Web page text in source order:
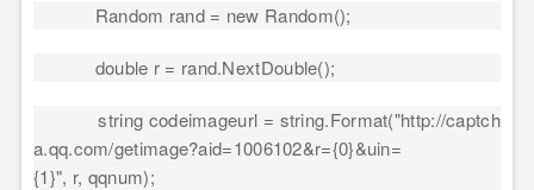
Random rand = new Random();
double r = rand.NextDouble();
string codeimageurl = string.Format("http://captch
a.qq.com/getimage?aid=1006102&r={0}&uin=
{1}", r, qqnum);